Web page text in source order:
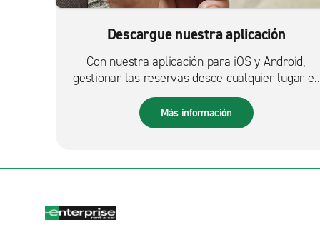
Descargue nuestra aplicación
Con nuestra aplicación para iOS y Android,
gestionar las reservas desde cualquier lugar es
más fácil que nunca.
Más información